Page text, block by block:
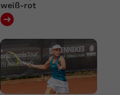
weiß-rot